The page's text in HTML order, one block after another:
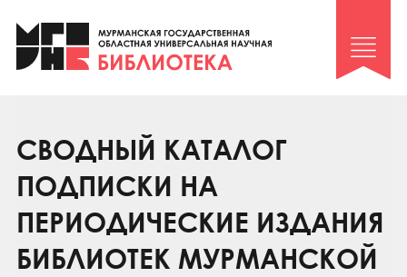
Клуб «Гиря и сельдерей»
Клуб «Семейный архив»
Коллегам
Контакты
СВОДНЫЙ КАТАЛОГ
ПОДПИСКИ НА
ПЕРИОДИЧЕСКИЕ ИЗДАНИЯ
БИБЛИОТЕК МУРМАНСКОЙ